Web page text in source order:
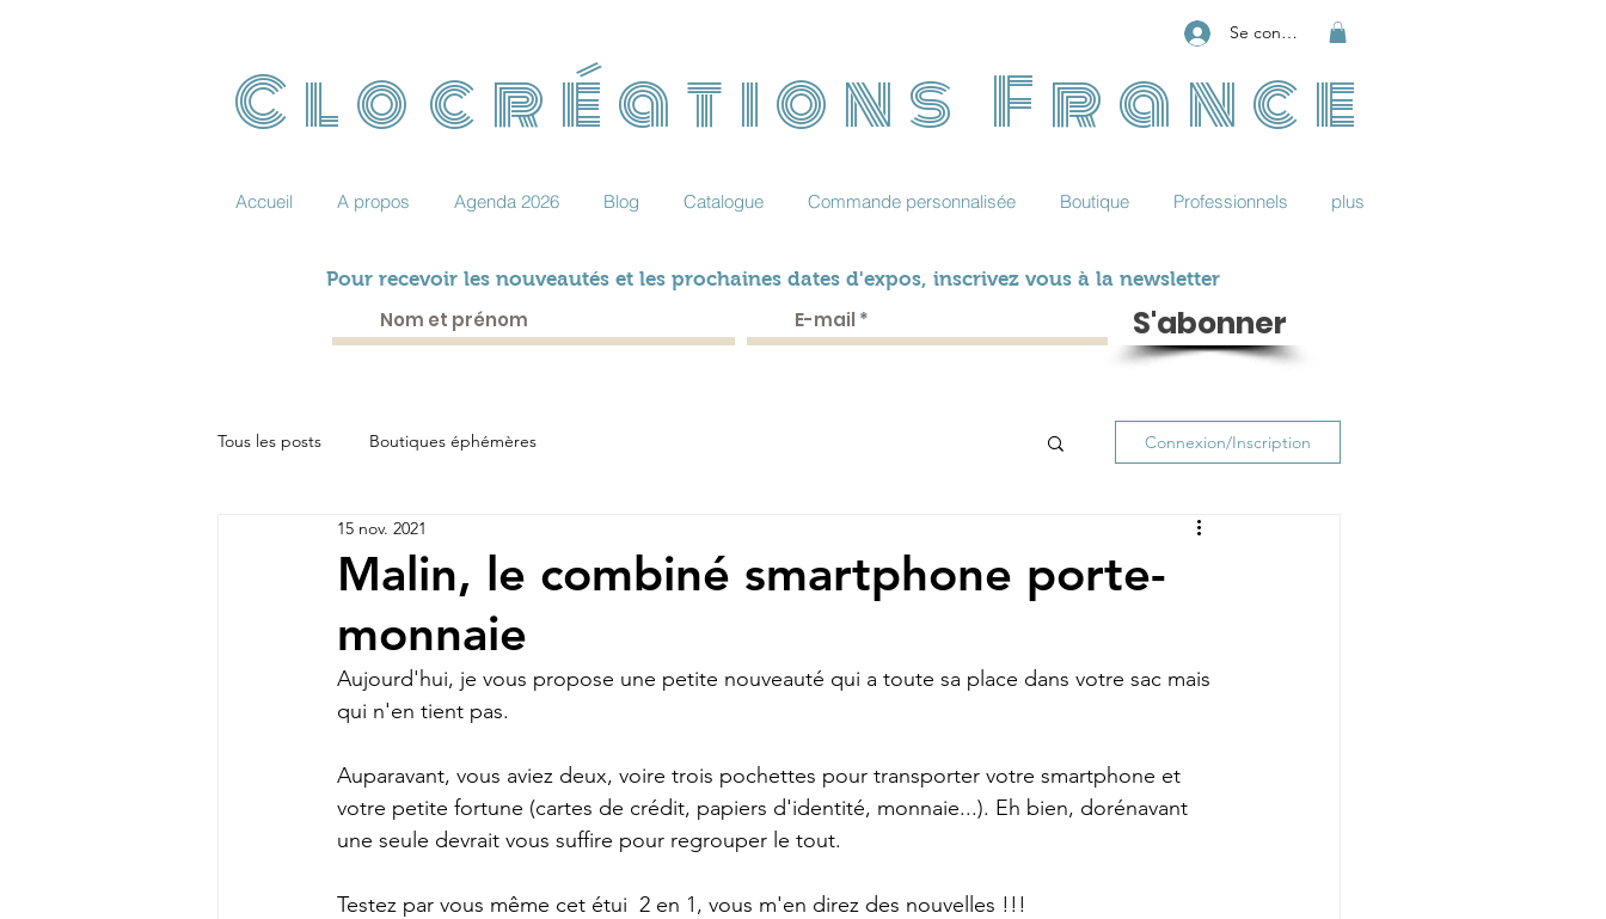
Se connecter
Clocréations France
Accueil A propos Agenda 2026 Blog Catalogue Commande personnalisée Boutique Professionnels plus
Pour recevoir les nouveautés et les prochaines dates d'expos, inscrivez vous à la newsletter
S'abonner
Tous les posts Boutiques éphémères Connexion/Inscription
Malin, le combiné smartphone porte-
monnaie
15 nov. 2021
Aujourd'hui, je vous propose une petite nouveauté qui a toute sa place dans votre sac mais
qui n'en tient pas.
Auparavant, vous aviez deux, voire trois pochettes pour transporter votre smartphone et
votre petite fortune (cartes de crédit, papiers d'identité, monnaie...). Eh bien, dorénavant
une seule devrait vous suffire pour regrouper le tout.
Testez par vous même cet étui  2 en 1, vous m'en direz des nouvelles !!!